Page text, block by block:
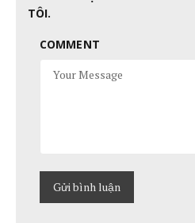
TÔI.
COMMENT